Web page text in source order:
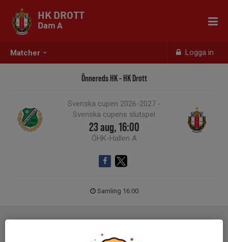
Matcher Logga in
HK DROTT
Dam A
Önnereds HK - HK Drott
Svenska cupen 2026-2027 -
Svenska cupens slutspel
23 aug, 16:00
ÖHK-Hallen A
Samling 16:00